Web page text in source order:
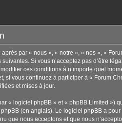
par « nous », « notre », « nos », «
Si vous n’acceptez pas d’être
ces conditions à n’importe quel
si vous continuez à participer à « Forum
et mises à jour.
« logiciel phpBB » et « phpBB Limited »)
(en anglais). Le logiciel phpBB a pour
que nous acceptons et que nous